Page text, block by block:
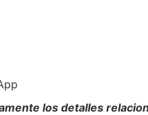
los detalles